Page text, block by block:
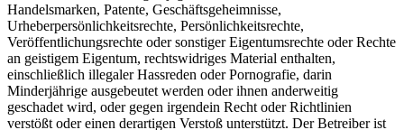
Handelsmarken, Patente, Geschäftsgeheimnisse,
Urheberpersönlichkeitsrechte, Persönlichkeitsrechte,
Veröffentlichungsrechte oder sonstiger Eigentumsrechte oder Rechte
an geistigem Eigentum, rechtswidriges Material enthalten,
einschließlich illegaler Hassreden oder Pornografie, darin
Minderjährige ausgebeutet werden oder ihnen anderweitig
geschadet wird, oder gegen irgendein Recht oder Richtlinien
verstößt oder einen derartigen Verstoß unterstützt. Der Betreiber ist